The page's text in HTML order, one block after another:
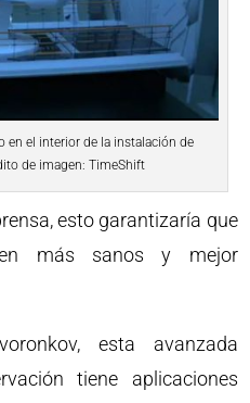
en el interior de la instalación de
de imagen: TimeShift
esto garantizaría que
más sanos y mejor
esta avanzada
tiene aplicaciones